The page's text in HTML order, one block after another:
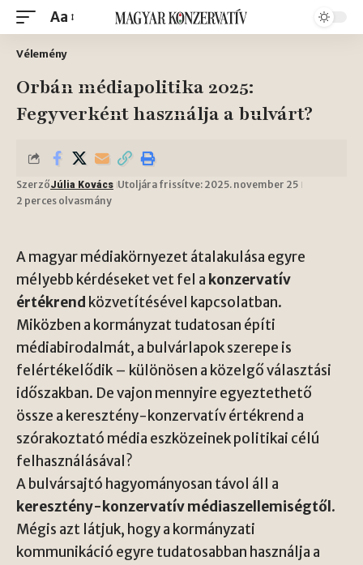
Aa
Vélemény
Orbán médiapolitika 2025:
Fegyverként használja a bulvárt?
SzerzőJúlia Kovács Utoljára frissítve: 2025. november 25
2 perces olvasmány
A magyar médiakörnyezet átalakulása egyre
mélyebb kérdéseket vet fel a konzervatív
értékrend közvetítésével kapcsolatban.
Miközben a kormányzat tudatosan építi
médiabirodalmát, a bulvárlapok szerepe is
felértékelődik – különösen a közelgő választási
időszakban. De vajon mennyire egyeztethető
össze a keresztény-konzervatív értékrend a
szórakoztató média eszközeinek politikai célú
felhasználásával?
A bulvársajtó hagyományosan távol áll a
keresztény-konzervatív médiaszellemiségtől .
Mégis azt látjuk, hogy a kormányzati
kommunikáció egyre tudatosabban használja a